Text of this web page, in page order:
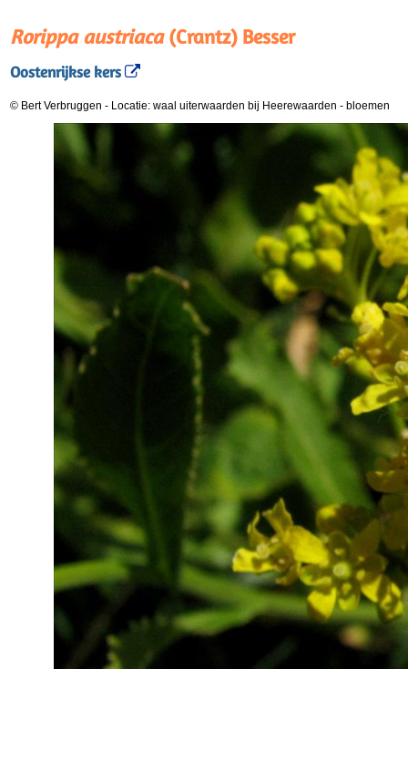
Rorippa austriaca(Crantz) Besser
Oostenrijkse kers
© Bert Verbruggen - Locatie: waal uiterwaarden bij Heerewaarden - bloemen